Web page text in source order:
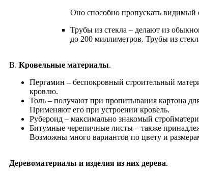
Оно способно пропускать видимый
Трубы из стекла – делают из
до 200 миллиметров. Трубы из
В. Кровельные материалы.
Пергамин – беспокровный строительный
кровлю.
Толь – получают при пропитывания картона
Применяют его при устроении кровель.
Рубероид – максимально знакомый
Битумные черепичные листы – также
Возможны много вариантов по цвету и
Деревоматериалы и изделия из них дерева.